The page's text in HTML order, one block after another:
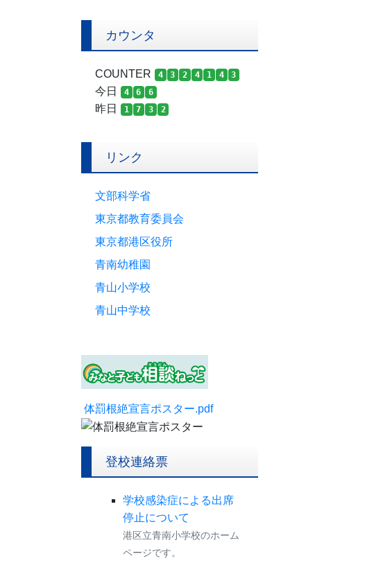
カウンタ
COUNTER 4 3 2 4 1 4 3
今日 4 6 6
昨日 1 7 3 2
リンク
文部科学省
東京都教育委員会
東京都港区役所
青南幼稚園
青山小学校
青山中学校
体罰根絶宣言ポスター.pdf
登校連絡票
学校感染症による出席
停止について
港区立青南小学校のホーム
ページです。